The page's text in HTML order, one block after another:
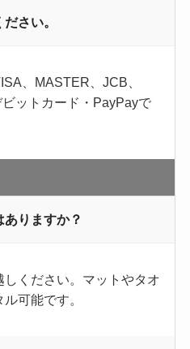
さい。
、MASTER、JCB、
ットカード・PayPayで
りますか？
ください。​マットやタオ
可能です。